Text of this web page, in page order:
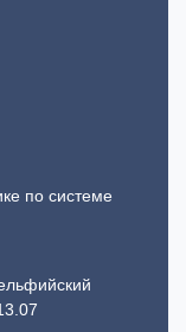
по системе